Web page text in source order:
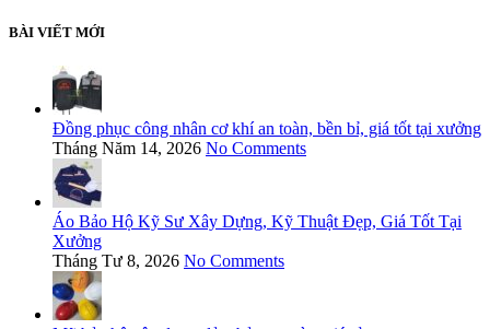
BÀI VIẾT MỚI
Đồng phục công nhân cơ khí an toàn, bền bỉ, giá tốt tại xưởng
Tháng Năm 14, 2026 No Comments
Áo Bảo Hộ Kỹ Sư Xây Dựng, Kỹ Thuật Đẹp, Giá Tốt Tại
Xưởng
Tháng Tư 8, 2026 No Comments